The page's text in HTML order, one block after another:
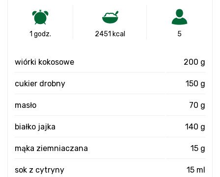
1 godz. 2451 kcal 5
wiórki kokosowe 200 g
cukier drobny 150 g
masło 70 g
białko jajka 140 g
mąka ziemniaczana 15 g
sok z cytryny 15 ml